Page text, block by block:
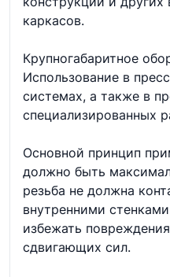
каркасов.
Крупногабаритное
Использование в
системах, а также в
специализированных
Основной принцип
должно быть
резьба не должна
внутренними
избежать
сдвигающих сил.